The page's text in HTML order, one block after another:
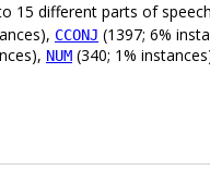
15 different parts of
CCONJ (1397; 6%
NUM (340; 1%